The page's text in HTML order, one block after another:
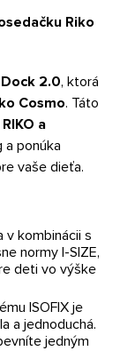
Riko
2.0, ktorá
Cosmo. Táto
RIKO a
a ponúka
vaše dieťa.
v kombinácii s
normy I-SIZE,
deti vo výške
ISOFIX je
a jednoduchá.
jedným